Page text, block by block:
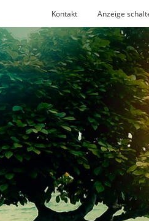
Kontakt Anzeige